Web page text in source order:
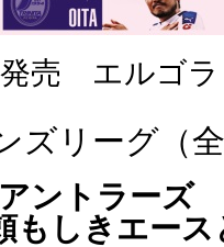
発売 エルゴ
ズリーグ（
ントラーズ
もしきエー